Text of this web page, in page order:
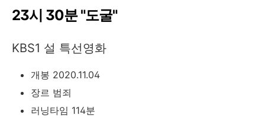
23시 30분 "도굴"
KBS1 설 특선영화
개봉 2020.11.04
장르 범죄
러닝타임 114분